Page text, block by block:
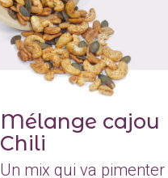
Mélange cajou
Chili
Un mix qui va pimenter